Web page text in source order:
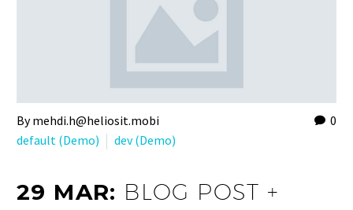
0
By mehdi.h@heliosit.mobi
default (Demo)
dev (Demo)
29 MAR: BLOG POST +